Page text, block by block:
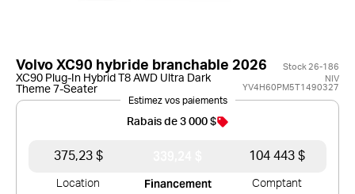
Volvo XC90 hybride branchable 2026 Stock 26-186
XC90 Plug-In Hybrid T8 AWD Ultra Dark
Theme 7-Seater
NIV
YV4H60PM5T1490327
Estimez vos paiements
Rabais de 3 000 $
375,23 $ 104 443 $
Location Financement Comptant